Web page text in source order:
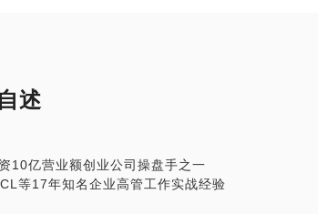
括不限于：
么使用OKR？A: OKR的原则和价值 B: OKR与KPI
实施okr？A:OKR的制定：目标O书写规范、目标
经典，一个就扎心。2019年蔚蓝汽车裁员，首先
还在做单一的HR模块，如何才能转到其他模块，
述
10亿营业额创业公司操盘手之一
等17年知名企业高管工作实战经验